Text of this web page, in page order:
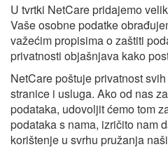
U tvrtki NetCare pridajemo
Vaše osobne podatke
važećim propisima o zaštiti
privatnosti objašnjava kako
NetCare poštuje privatnost
stranice i usluga. Ako od nas
podataka, udovoljit ćemo tom
podataka s nama, izričito nam
korištenje u svrhu pružanja